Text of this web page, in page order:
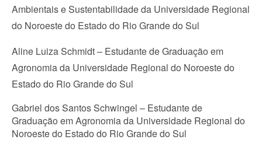
Ambientais e Sustentabilidade da Universidade Regional
do Noroeste do Estado do Rio Grande do Sul
Aline Luiza Schmidt – Estudante de Graduação em
Agronomia da Universidade Regional do Noroeste do
Estado do Rio Grande do Sul
Gabriel dos Santos Schwingel – Estudante de
Graduação em Agronomia da Universidade Regional do
Noroeste do Estado do Rio Grande do Sul